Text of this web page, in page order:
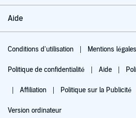
Aide
Conditions d'utilisation Mentions légales
Politique de confidentialité Aide
Affiliation Politique sur la Publicité
Version ordinateur